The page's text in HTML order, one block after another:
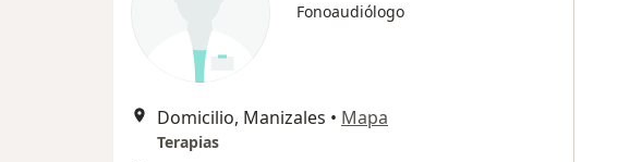
Fonoaudiólogo
Domicilio, Manizales • Mapa
Terapias